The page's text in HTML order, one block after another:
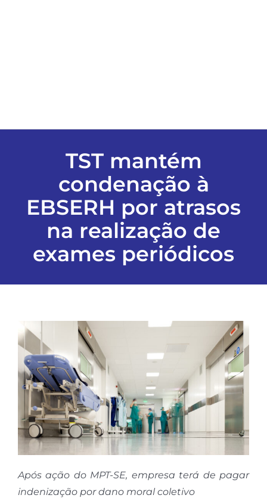
EDIÇÕES EM PDF
TST mantém
condenação à
EBSERH por atrasos
na realização de
exames periódicos
Após ação do MPT-SE, empresa terá de pagar
indenização por dano moral coletivo